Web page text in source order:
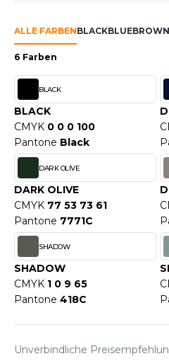
UND JACKEN
- BLANKS
COOL
HOODS
T'S
SERIE
ALLE FARBENBLACKBLUEBROWN
6 Farben
BLACK
BLACK
CMYK 0 0 0 100
Pantone Black
DARK OLIVE
DARK OLIVE
CMYK 77 53 73 61
Pantone 7771C
SHADOW
SHADOW
CMYK 1 0 9 65
Pantone 418C
Unverbindliche